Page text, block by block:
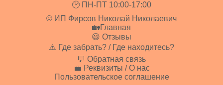
🕑 ПН-ПТ 10:00-17:00
© ИП Фирсов Николай Николаевич
🏡Главная
😃 Отзывы
⚠️ Где забрать? / Где находитесь?
💬 Обратная связь
💼 Реквизиты / О нас
Пользовательское соглашение